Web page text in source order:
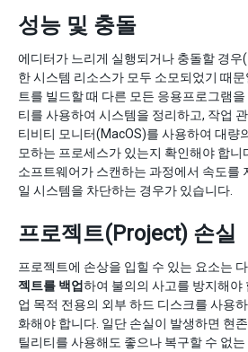
성능 및 충돌
에디터가 느리게 실행되거나 충돌할 경우
한 시스템 리소스가 모두 소모되었기 때
트를 빌드할 때 다른 모든 응용프로그램
티를 사용하여 시스템을 정리하고, 작업
티비티 모니터(MacOS)를 사용하여 대량
모하는 프로세스가 있는지 확인해야 합니
소프트웨어가 스캔하는 과정에서 속도를
일 시스템을 차단하는 경우가 있습니다.
프로젝트(Project) 손실
프로젝트에 손상을 입힐 수 있는 요소는
젝트를 백업하여 불의의 사고를 방지해야
업 목적 전용의 외부 하드 디스크를 사용
화해야 합니다. 일단 손실이 발생하면 현
틸리티를 사용해도 좋으나 복구할 수 없는